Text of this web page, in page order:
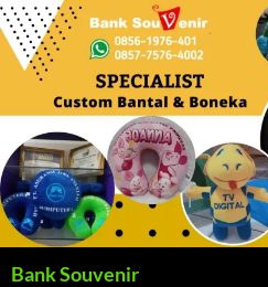
Langsung
ke
Bank Souvenir